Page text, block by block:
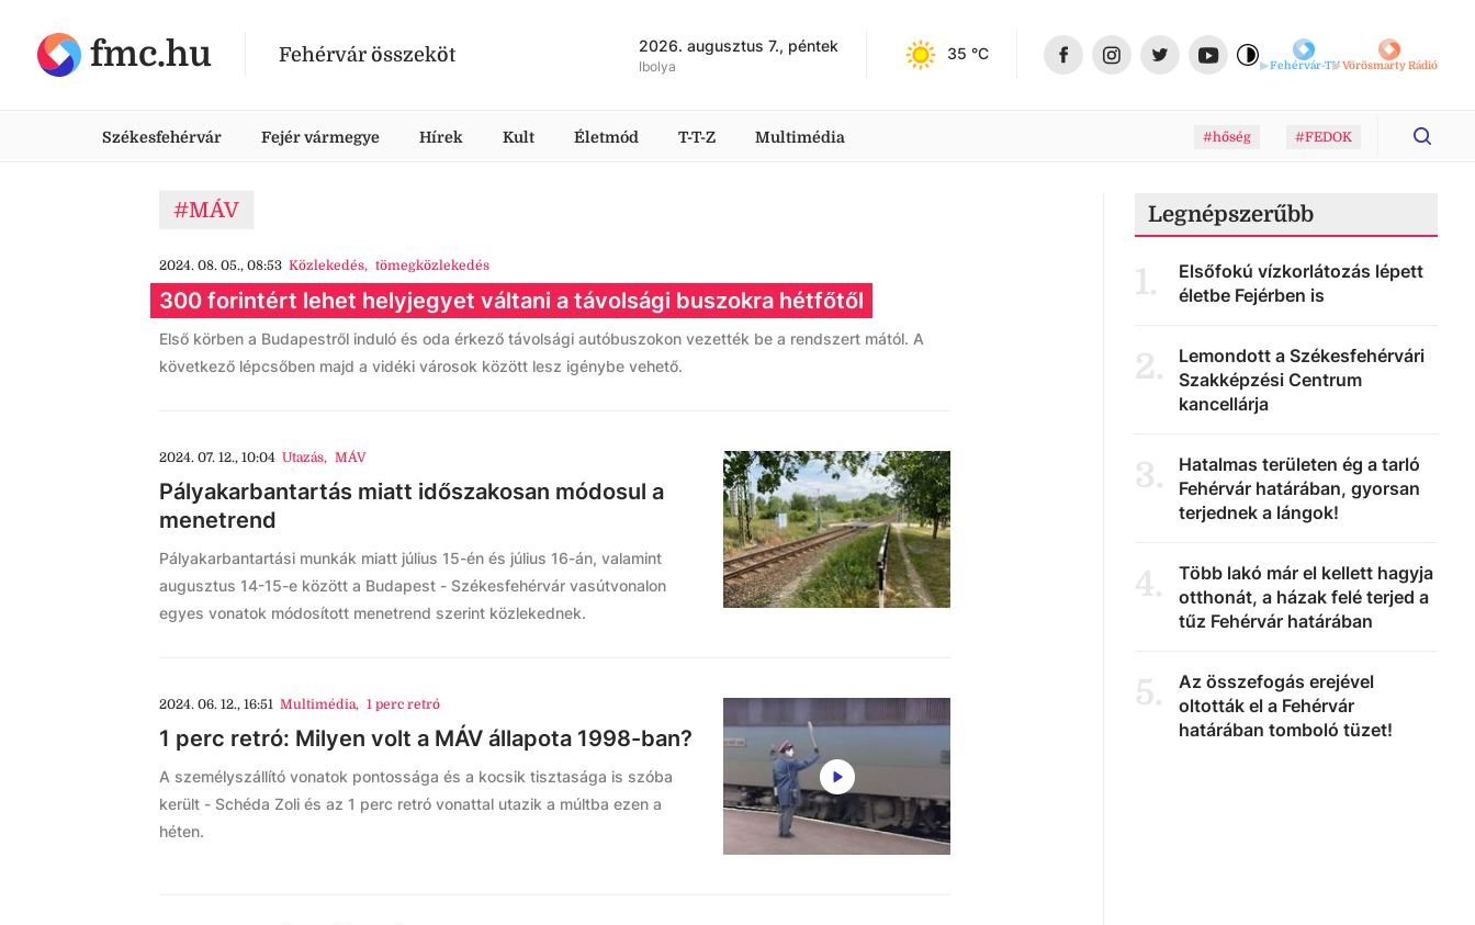
fmc.hu Fehérvár összeköt 2026. augusztus 7., péntek
Ibolya
35 °C
Fehérvár-TVVörösmarty Rádió
Székesfehérvár Fejér vármegye Hírek Kult Életmód T-T-Z Multimédia #hőség #FEDOK
#MÁV
2024. 08. 05., 08:53 Közlekedés, tömegközlekedés
300 forintért lehet helyjegyet váltani a távolsági buszokra hétfőtől
Első körben a Budapestről induló és oda érkező távolsági autóbuszokon vezették be a rendszert mától. A
következő lépcsőben majd a vidéki városok között lesz igénybe vehető.
2024. 07. 12., 10:04 Utazás, MÁV
Pályakarbantartás miatt időszakosan módosul a
menetrend
Pályakarbantartási munkák miatt július 15-én és július 16-án, valamint
augusztus 14-15-e között a Budapest - Székesfehérvár vasútvonalon
egyes vonatok módosított menetrend szerint közlekednek.
2024. 06. 12., 16:51 Multimédia, 1 perc retró
1 perc retró: Milyen volt a MÁV állapota 1998-ban?
A személyszállító vonatok pontossága és a kocsik tisztasága is szóba
került - Schéda Zoli és az 1 perc retró vonattal utazik a múltba ezen a
héten.
Legnépszerűbb
1.
Elsőfokú vízkorlátozás lépett
életbe Fejérben is
2.
Lemondott a Székesfehérvári
Szakképzési Centrum
kancellárja
3.
Hatalmas területen ég a tarló
Fehérvár határában, gyorsan
terjednek a lángok!
4.
Több lakó már el kellett hagyja
otthonát, a házak felé terjed a
tűz Fehérvár határában
5.
Az összefogás erejével
oltották el a Fehérvár
határában tomboló tüzet!